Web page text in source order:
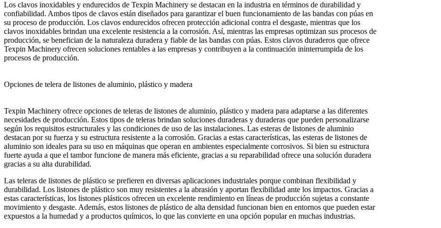
Los clavos inoxidables y endurecidos de Texpin Machinery se destacan en la industria en términos de durabilidad y
confiabilidad. Ambos tipos de clavos están diseñados para garantizar el buen funcionamiento de las bandas con púas en
su proceso de producción. Los clavos endurecidos ofrecen protección adicional contra el desgaste, mientras que los
clavos inoxidables brindan una excelente resistencia a la corrosión. Así, mientras las empresas optimizan sus procesos de
producción, se benefician de la naturaleza duradera y fiable de las bandas con púas. Estos clavos duraderos que ofrece
Texpin Machinery ofrecen soluciones rentables a las empresas y contribuyen a la continuación ininterrumpida de los
procesos de producción.
Opciones de telera de listones de aluminio, plástico y madera
Texpin Machinery ofrece opciones de teleras de listones de aluminio, plástico y madera para adaptarse a las diferentes
necesidades de producción. Estos tipos de teleras brindan soluciones duraderas y duraderas que pueden personalizarse
según los requisitos estructurales y las condiciones de uso de las instalaciones. Las esteras de listones de aluminio
destacan por su fuerza y su estructura resistente a la corrosión. Gracias a estas características, las esteras de listones de
aluminio son ideales para su uso en máquinas que operan en ambientes especialmente corrosivos. Si bien su estructura
fuerte ayuda a que el tambor funcione de manera más eficiente, gracias a su reparabilidad ofrece una solución duradera
gracias a su alta durabilidad.
Las teleras de listones de plástico se prefieren en diversas aplicaciones industriales porque combinan flexibilidad y
durabilidad. Los listones de plástico son muy resistentes a la abrasión y aportan flexibilidad ante los impactos. Gracias a
estas características, los listones plásticos ofrecen un excelente rendimiento en líneas de producción sujetas a constante
movimiento y desgaste. Además, estos listones de plástico de alta densidad funcionan bien en entornos que pueden estar
expuestos a la humedad y a productos químicos, lo que las convierte en una opción popular en muchas industrias.